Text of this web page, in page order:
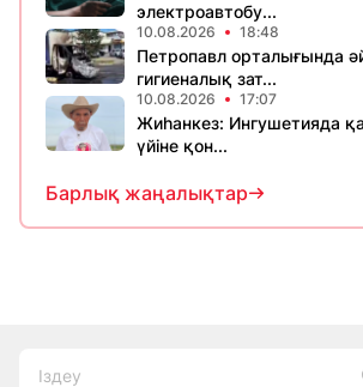
электроавтобу...
10.08.2026 18:48
Петропавл орталығында
гигиеналық зат...
10.08.2026 17:07
Жиһанкез: Ингушетияда
үйіне қон...
Барлық жаңалықтар